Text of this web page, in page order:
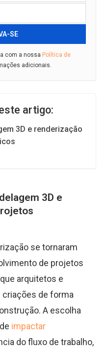
SE
com a nossa Política de
adicionais.
artigo:
3D e renderização
3D e
se tornaram
de projetos
arquitetos e
de forma
A escolha
impactar
do fluxo de trabalho,